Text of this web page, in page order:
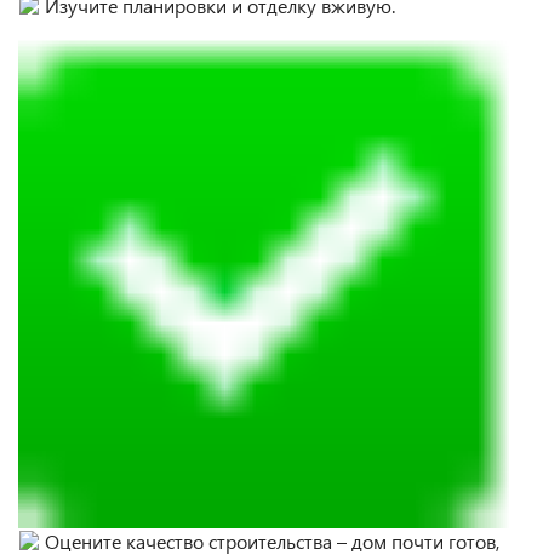
Изучите планировки и отделку вживую.
Оцените качество строительства – дом почти готов,